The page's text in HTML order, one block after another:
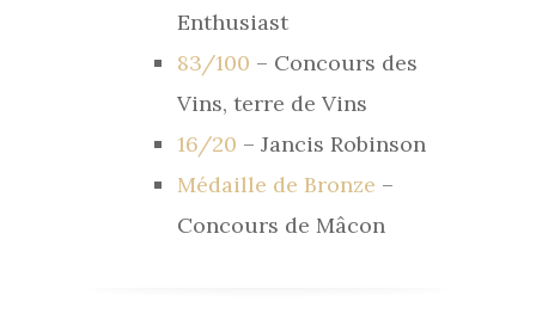
Enthusiast
83/100 – Concours des
Vins, terre de Vins
16/20 – Jancis Robinson
Médaille de Bronze –
Concours de Mâcon